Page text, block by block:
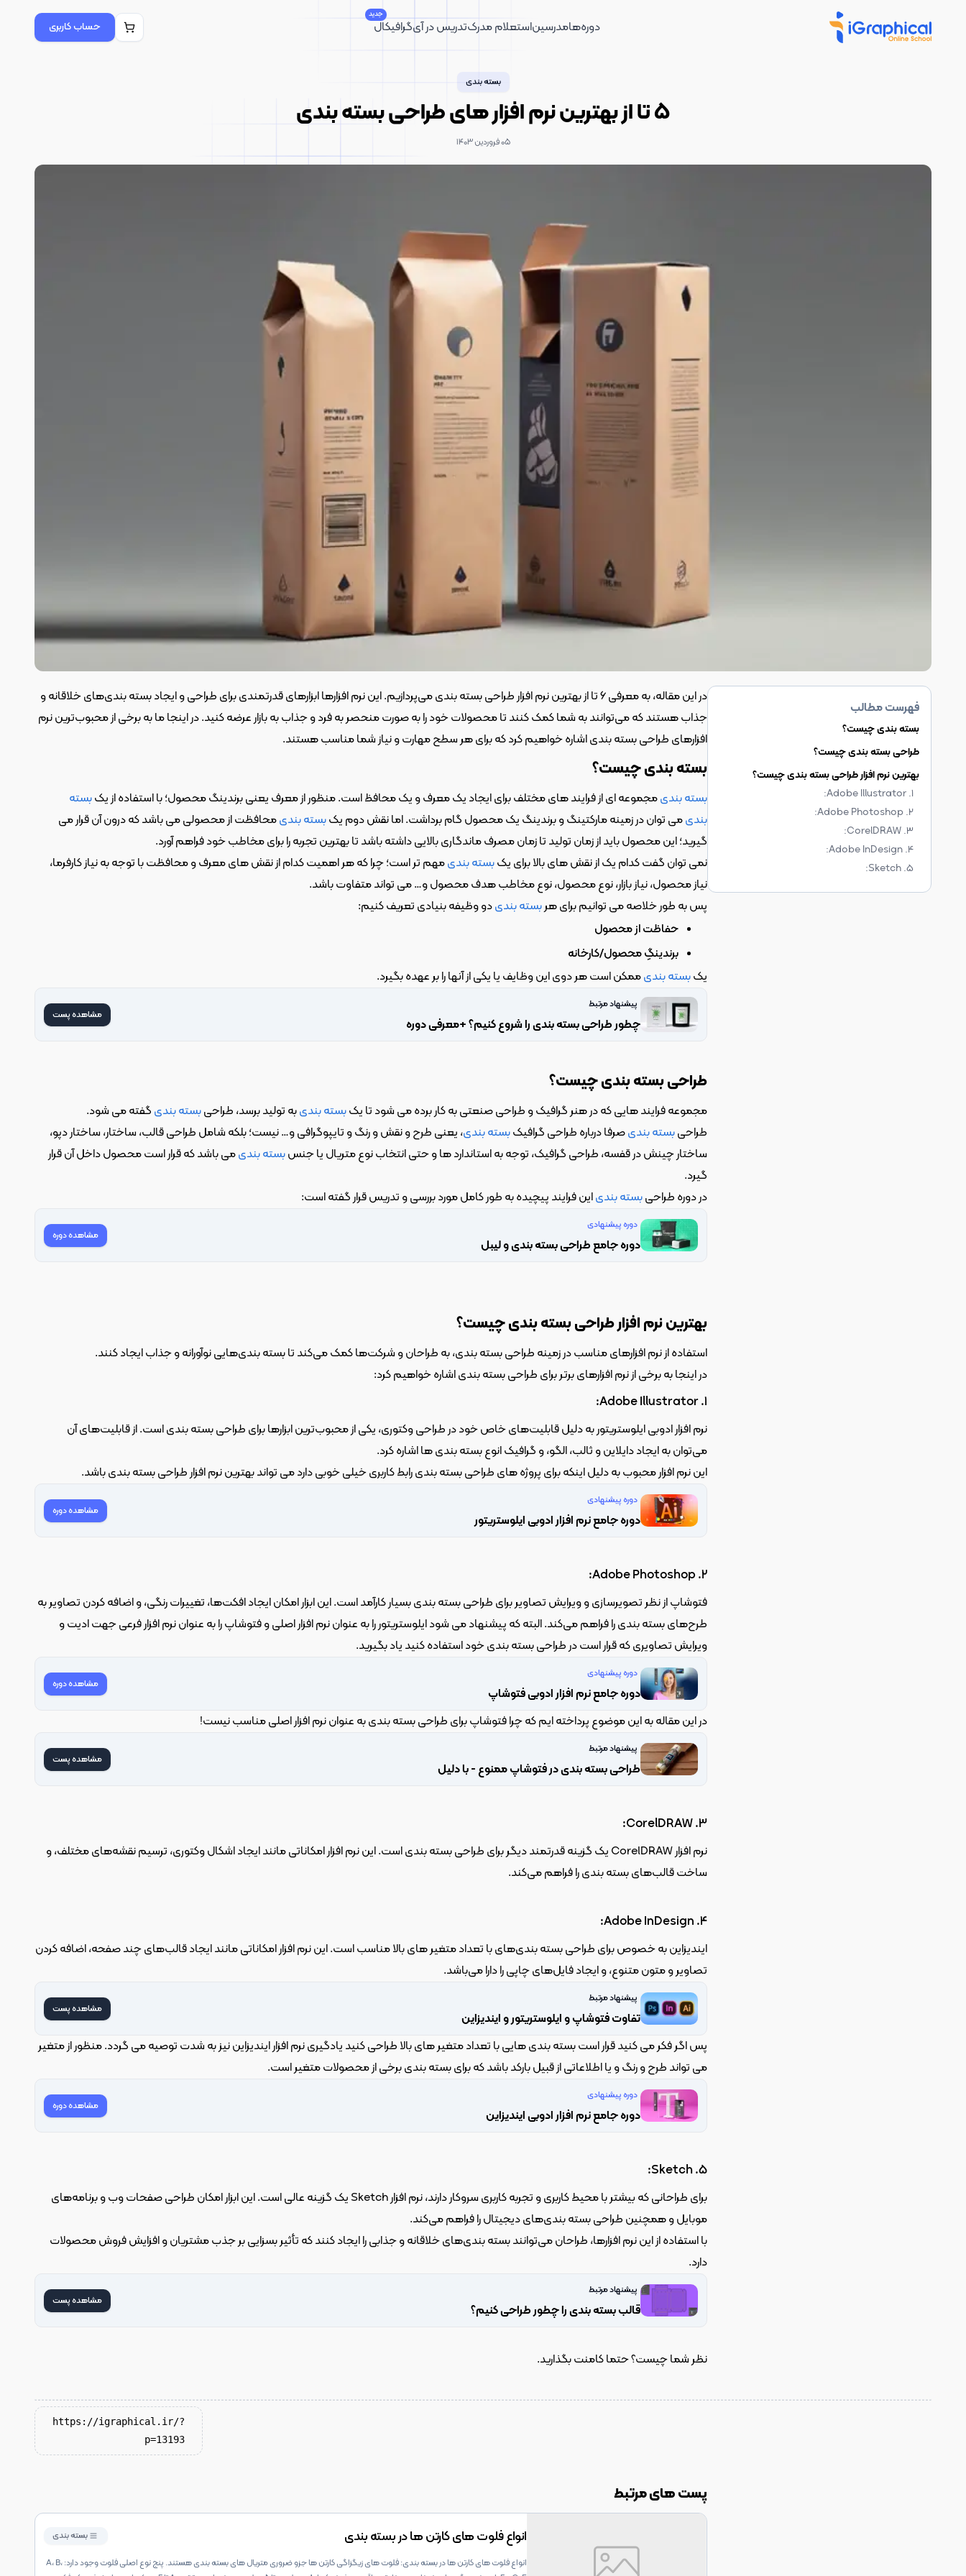
دوره‌هامدرسیناستعلام مدرکتدریس در آی‌گرافیکال
جدید
حساب کاربری
بسته بندی
5 تا از بهترین نرم افزار های طراحی بسته بندی
۰۵ فروردین ۱۴۰۳
فهرست مطالب
بسته بندی چیست؟
طراحی بسته بندی چیست؟
بهترین نرم افزار طراحی بسته بندی چیست؟
1. Adobe Illustrator:
2. Adobe Photoshop:
3. CorelDRAW:
4. Adobe InDesign:
5. Sketch:
افزارهای طراحی بسته بندی اشاره خواهیم کرد که برای هر سطح مهارت و نیاز شما مناسب هستند.
بسته بندی چیست؟
بسته بندی مجموعه ای از فرایند های مختلف برای ایجاد یک معرف و یک محافظ است. منظور از معرف یعنی برندینگ محصول؛ با استفاده از یک
بندی می توان در زمینه مارکتینگ و برندینگ یک محصول گام برداشت. اما نقش دوم یک بسته بندی
گیرید؛ این محصول باید از زمان تولید تا زمان مصرف ماندگاری بالایی داشته باشد تا بهترین تجربه را برای مخاطب خود فراهم آورد.
نمی توان گفت کدام یک از نقش های بالا برای یک بسته بندی
نیاز محصول، نیاز بازار، نوع محصول، نوع مخاطب هدف محصول و… می تواند متفاوت باشد.
پس به طور خلاصه می توانیم برای هر بسته بندی دو وظیفه بنیادی تعریف کنیم:
حفاظت از محصول
برندینگِ محصول/کارخانه
یک بسته بندی ممکن است هر دوی این وظایف یا یکی از آنها را بر عهده بگیرد.
پیشنهاد مرتبط
چطور طراحی بسته بندی را شروع کنیم؟ +معرفی دوره
مشاهده پست
طراحی بسته بندی چیست؟
مجموعه فرایند هایی که در هنر گرافیک و طراحی صنعتی به کار برده می شود تا یک بسته بندی به تولید برسد، طراحی بسته بندی گفته می شود.
طراحی بسته بندی صرفا درباره طراحی گرافیک بسته بندی
ساختار چینش در قفسه، طراحی گرافیک، توجه به استاندارد ها و حتی انتخاب نوع متریال یا جنس بسته بندی
گیرد.
در دوره طراحی بسته بندی این فرایند پیچیده به طور کامل مورد بررسی و تدریس قرار گفته است:
دوره پیشنهادی
دوره جامع طراحی بسته بندی و لیبل
مشاهده دوره
بهترین نرم افزار طراحی بسته بندی چیست؟
استفاده از نرم افزارهای مناسب در زمینه طراحی بسته بندی، به طراحان و شرکت‌ها کمک می‌کند تا بسته بندی‌هایی نوآورانه و جذاب ایجاد کنند.
در اینجا به برخی از نرم افزارهای برتر برای طراحی بسته بندی اشاره خواهیم کرد:
1. Adobe Illustrator:
می‌توان به ایجاد دایلاین و ثالب، الگو، و گرافیک انوع بسته بندی ها اشاره کرد.
این نرم افزار محبوب به دلیل اینکه برای پروژه های طراحی بسته بندی رابط کاربری خیلی خوبی دارد می تواند بهترین نرم افزار طراحی بسته بندی باشد.
دوره پیشنهادی
دوره جامع نرم افزار ادوبی ایلوستریتور
مشاهده دوره
2. Adobe Photoshop:
ویرایش تصاویری که قرار است در طراحی بسته بندی خود استفاده کنید یاد بگیرید.
دوره پیشنهادی
دوره جامع نرم افزار ادوبی فتوشاپ
مشاهده دوره
در این مقاله به این موضوع پرداخته ایم که چرا فتوشاپ برای طراحی بسته بندی به عنوان نرم افزار اصلی مناسب نیست!
پیشنهاد مرتبط
طراحی بسته بندی در فتوشاپ ممنوع - با دلیل
مشاهده پست
3. CorelDRAW:
ساخت قالب‌های بسته بندی را فراهم می‌کند.
4. Adobe InDesign:
تصاویر و متون متنوع، و ایجاد فایل‌های چاپی را دارا می‌باشد.
پیشنهاد مرتبط
تفاوت فتوشاپ و ایلوستریتور و ایندیزاین
مشاهده پست
می تواند طرح و رنگ و یا اطلاعاتی از قبیل بارکد باشد که برای بسته بندی برخی از محصولات متغیر است.
دوره پیشنهادی
دوره جامع نرم افزار ادوبی ایندیزاین
مشاهده دوره
5. Sketch:
موبایل و همچنین طراحی بسته بندی‌های دیجیتال را فراهم می‌کند.
دارد.
پیشنهاد مرتبط
قالب بسته بندی را چطور طراحی کنیم؟
مشاهده پست
نظر شما چیست؟ حتما کامنت بگذارید.
https://igraphical.ir/?
p=13193
پست های مرتبط
انواع فلوت های کارتن ها در بسته بندی بسته بندی
انواع فلوت های کارتن ها در بسته بندی: فلوت های زیگزاگی کارتن ها جزو ضروری متریال های بسته بندی هستند. پنج نوع اصلی فلوت وجود دارد: A، B،